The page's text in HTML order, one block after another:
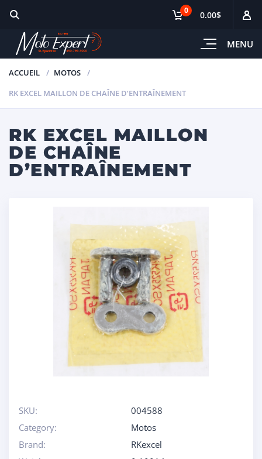
MENU
0 0.00$
ACCUEIL
MOTOS
RK EXCEL MAILLON DE CHAÎNE D’ENTRAÎNEMENT
RK EXCEL MAILLON
DE CHAÎNE
D’ENTRAÎNEMENT
SKU:
004588
Category:
Motos
Brand:
RKexcel